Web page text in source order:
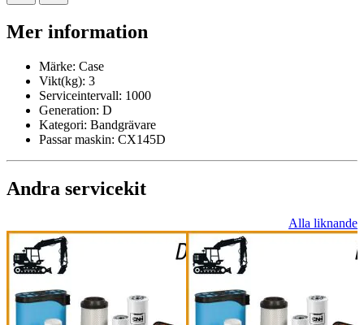
Mer information
Märke: Case
Vikt(kg): 3
Serviceintervall: 1000
Generation: D
Kategori: Bandgrävare
Passar maskin: CX145D
Andra servicekit
Alla liknande